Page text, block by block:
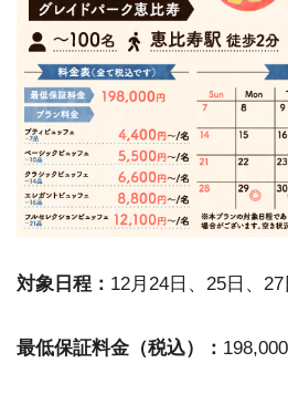
対象日程： 12月24日、25日、
最低保証料金（税込）：